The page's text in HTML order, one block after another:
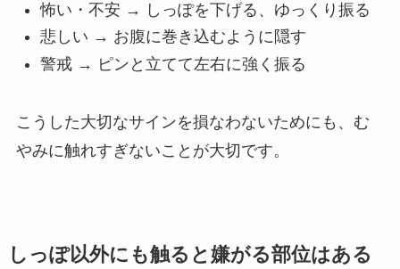
怖い・不安 → しっぽを下げる、ゆっくり振る
悲しい → お腹に巻き込むように隠す
警戒 → ピンと立てて左右に強く振る
こうした大切なサインを損なわないためにも、む
やみに触れすぎないことが大切です。
しっぽ以外にも触ると嫌がる部位はある